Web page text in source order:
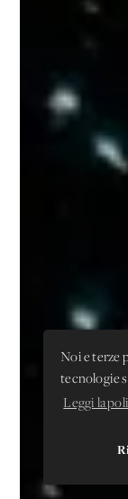
Noi e terze
tecnologie
Leggi la